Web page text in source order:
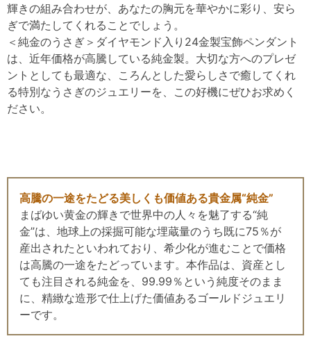
輝きの組み合わせが、あなたの胸元を華やかに彩り、安ら
ぎで満たしてくれることでしょう。
＜純金のうさぎ＞ダイヤモンド入り24金製宝飾ペンダント
は、近年価格が高騰している純金製。大切な方へのプレゼ
ントとしても最適な、ころんとした愛らしさで癒してくれ
る特別なうさぎのジュエリーを、この好機にぜひお求めく
ださい。
高騰の一途をたどる美しくも価値ある貴金属“純金”
まばゆい黄金の輝きで世界中の人々を魅了する“純
金”は、地球上の採掘可能な埋蔵量のうち既に75％が
産出されたといわれており、希少化が進むことで価格
は高騰の一途をたどっています。本作品は、資産とし
ても注目される純金を、99.99％という純度そのまま
に、精緻な造形で仕上げた価値あるゴールドジュエリ
ーです。